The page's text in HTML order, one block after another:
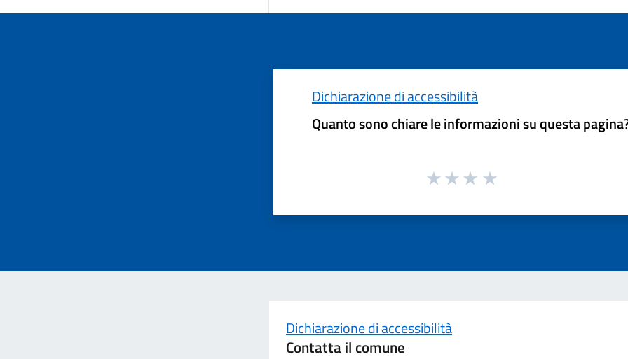
Dichiarazione di accessibilità
Quanto sono chiare le informazioni su questa
Dichiarazione di accessibilità
Contatta il comune